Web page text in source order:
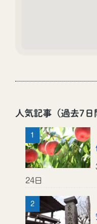
人気記事（過去7日
24日